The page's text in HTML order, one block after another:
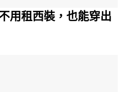
用租西裝，也能穿出